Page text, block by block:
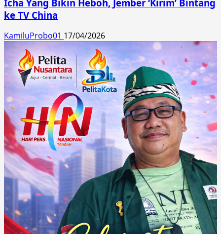
Icha Yang Bikin Heboh, Jember ‘Kirim’ Bintang
ke TV China
KamiluProbo01 17/04/2026